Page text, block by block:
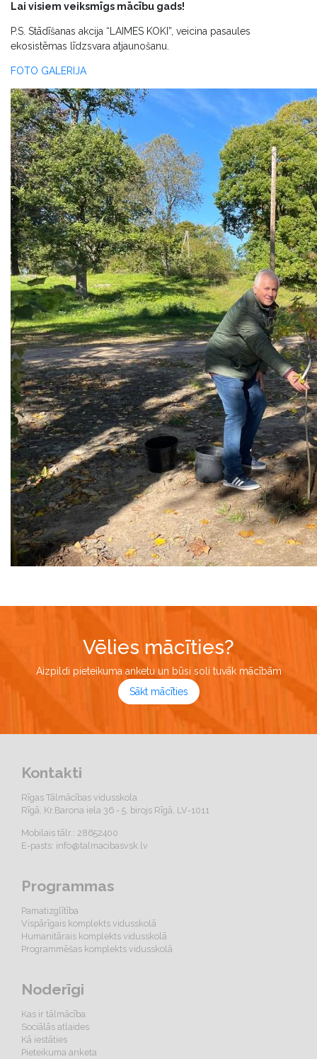
Lai visiem veiksmīgs mācību gads!
P.S. Stādīšanas akcija “LAIMES KOKI”, veicina pasaules
ekosistēmas līdzsvara atjaunošanu.
FOTO GALERIJA
Vēlies mācīties?
Aizpildi pieteikuma anketu un būsi soli tuvāk mācībām
Sākt mācīties
Kontakti
Rīgas Tālmācības vidusskola
Rīgā, Kr.Barona iela 36 - 5. birojs Rīgā, LV-1011
Mobilais tālr.: 28652400
E-pasts: info@talmacibasvsk.lv
Programmas
Pamatizglītība
Vispārīgais komplekts vidusskolā
Humanitārais komplekts vidusskolā
Programmēšas komplekts vidusskolā
Noderīgi
Kas ir tālmācība
Sociālās atlaides
Kā iestāties
Pieteikuma anketa